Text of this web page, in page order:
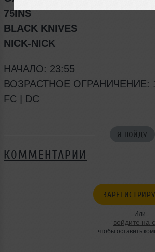
75INS
BLACK KNIVES
NICK-NICK
НАЧАЛО: 23:55
ВОЗРАСТНОЕ ОГРАНИЧЕНИЕ:
FC | DC
Я ПОЙДУ
КОММЕНТАРИИ
Или
войдите на
чтобы оставить